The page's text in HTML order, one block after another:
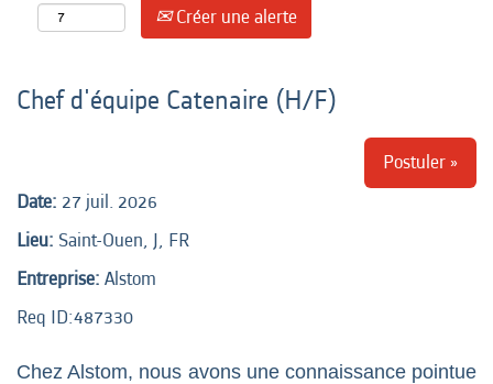
Créer une alerte
Chef d'équipe Catenaire (H/F)
Postuler »
Date: 27 juil. 2026
Lieu: Saint-Ouen, J, FR
Entreprise: Alstom
Req ID:487330
Chez Alstom, nous avons une connaissance pointue